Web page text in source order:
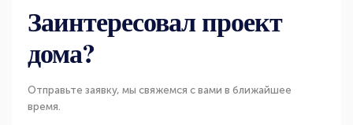
Заинтересовал проект
дома?
Отправьте заявку, мы свяжемся с вами в ближайшее
время.